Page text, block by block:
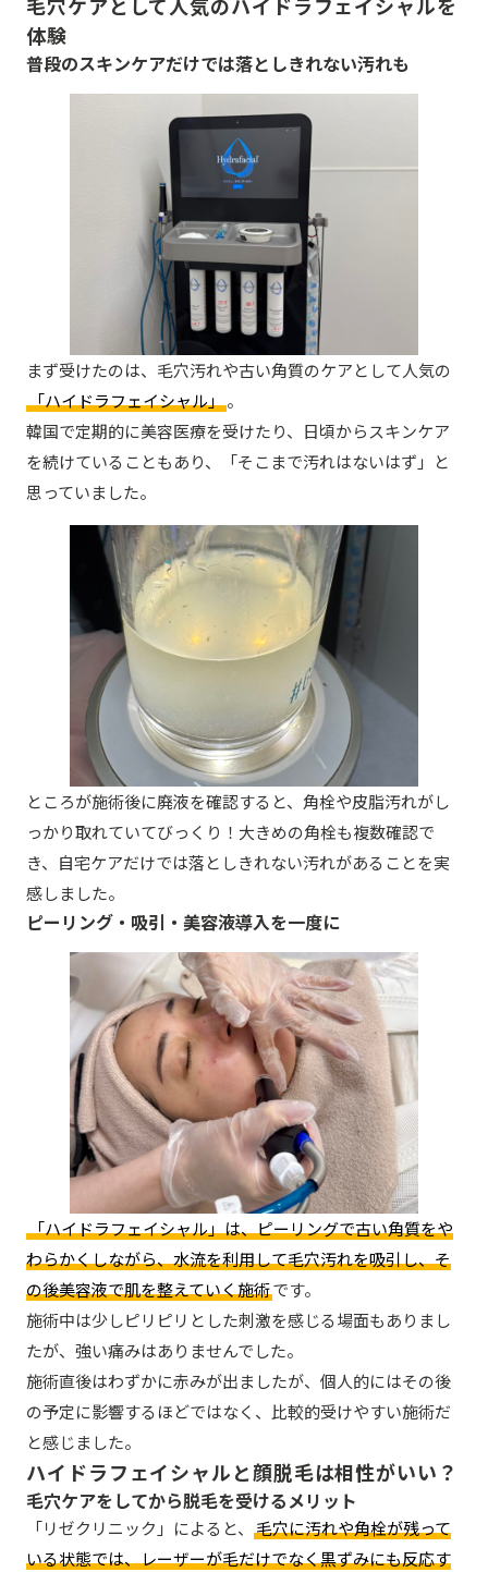
毛穴ケアとして人気のハイドラフェイシャルを
体験
普段のスキンケアだけでは落としきれない汚れも
まず受けたのは、毛穴汚れや古い角質のケアとして人気の
「ハイドラフェイシャル」。
韓国で定期的に美容医療を受けたり、日頃からスキンケア
を続けていることもあり、「そこまで汚れはないはず」と
思っていました。
ところが施術後に廃液を確認すると、角栓や皮脂汚れがし
っかり取れていてびっくり！大きめの角栓も複数確認で
き、自宅ケアだけでは落としきれない汚れがあることを実
感しました。
ピーリング・吸引・美容液導入を一度に
「ハイドラフェイシャル」は、ピーリングで古い角質をや
わらかくしながら、水流を利用して毛穴汚れを吸引し、そ
の後美容液で肌を整えていく施術です。
施術中は少しピリピリとした刺激を感じる場面もありまし
たが、強い痛みはありませんでした。
施術直後はわずかに赤みが出ましたが、個人的にはその後
の予定に影響するほどではなく、比較的受けやすい施術だ
と感じました。
ハイドラフェイシャルと顔脱毛は相性がいい？
毛穴ケアをしてから脱毛を受けるメリット
「リゼクリニック」によると、 毛穴に汚れや角栓が残って
いる状態では、レーザーが毛だけでなく黒ずみにも反応す